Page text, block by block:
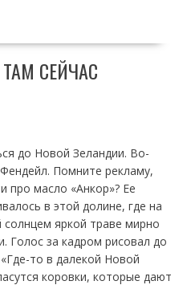
СЕЙЧАС
до Новой Зеландии. Во-
Помните рекламу,
про масло «Анкор»? Ее
в этой долине, где на
яркой траве мирно
Голос за кадром рисовал до
то в далекой Новой
коровки, которые дают